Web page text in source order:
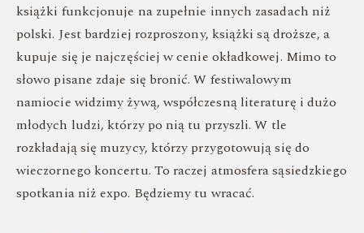
książki funkcjonuje na zupełnie innych zasadach niż
polski. Jest bardziej rozproszony, książki są droższe, a
kupuje się je najczęściej w cenie okładkowej. Mimo to
słowo pisane zdaje się bronić. W festiwalowym
namiocie widzimy żywą, współczesną literaturę i dużo
młodych ludzi, którzy po nią tu przyszli. W tle
rozkładają się muzycy, którzy przygotowują się do
wieczornego koncertu. To raczej atmosfera sąsiedzkiego
spotkania niż expo. Będziemy tu wracać.